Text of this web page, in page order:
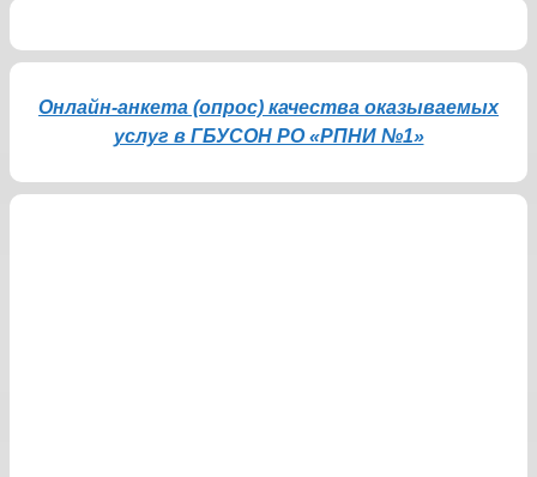
Онлайн-анкета (опрос) качества оказываемых
услуг в ГБУСОН РО «РПНИ №1»